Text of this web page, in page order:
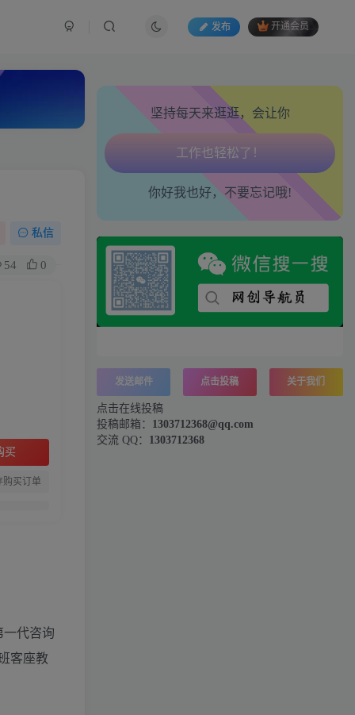
发布 开通会员
私信
54 0
买
购买订单
代咨询
客座教
坚持每天来逛逛，会让你
心情也舒畅了！
腿也不痛了！
腰也不酸了！
工作也轻松了！
你好我也好，不要忘记哦!
发送邮件 点击投稿 关于我们
点击在线投稿
投稿邮箱： 1303712368@qq.com
交流 QQ： 1303712368